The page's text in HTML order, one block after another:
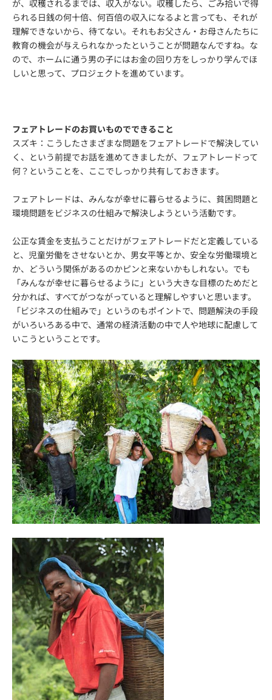
が、収穫されるまでは、収入がない。収穫したら、ごみ拾いで得
られる日銭の何十倍、何百倍の収入になるよと言っても、それが
理解できないから、待てない。それもお父さん・お母さんたちに
教育の機会が与えられなかったということが問題なんですね。な
ので、ホームに通う男の子にはお金の回り方をしっかり学んでほ
しいと思って、プロジェクトを進めています。
フェアトレードのお買いものでできること
スズキ：こうしたさまざまな問題をフェアトレードで解決してい
く、という前提でお話を進めてきましたが、フェアトレードって
何？ということを、ここでしっかり共有しておきます。
フェアトレードは、みんなが幸せに暮らせるように、貧困問題と
環境問題をビジネスの仕組みで解決しようという活動です。
公正な賃金を支払うことだけがフェアトレードだと定義している
と、児童労働をさせないとか、男女平等とか、安全な労働環境と
か、どういう関係があるのかピンと来ないかもしれない。でも
「みんなが幸せに暮らせるように」という大きな目標のためだと
分かれば、すべてがつながっていると理解しやすいと思います。
「ビジネスの仕組みで」というのもポイントで、問題解決の手段
がいろいろある中で、通常の経済活動の中で人や地球に配慮して
いこうということです。